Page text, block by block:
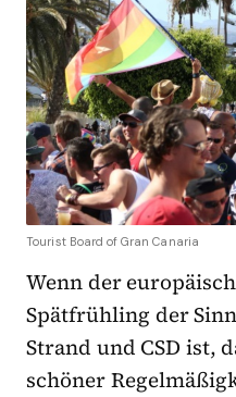
Tourist Board of Gran Canaria
Wenn der
Spätfrühling der
Strand und CSD ist,
schöner